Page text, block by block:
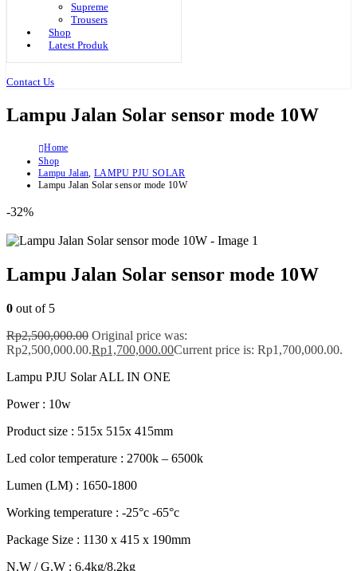
Supreme
Trousers
Shop
Latest Produk
Contact Us
Lampu Jalan Solar sensor mode 10W
Home
Shop
Lampu Jalan, LAMPU PJU SOLAR
Lampu Jalan Solar sensor mode 10W
-32%
Lampu Jalan Solar sensor mode 10W
0 out of 5
Rp2,500,000.00 Original price was:
Rp2,500,000.00.Rp1,700,000.00Current price is: Rp1,700,000.00.
Lampu PJU Solar ALL IN ONE
Power : 10w
Product size : 515x 515x 415mm
Led color temperature : 2700k – 6500k
Lumen (LM) : 1650-1800
Working temperature : -25°c -65°c
Package Size : 1130 x 415 x 190mm
N.W / G.W : 6.4kg/8.2kg